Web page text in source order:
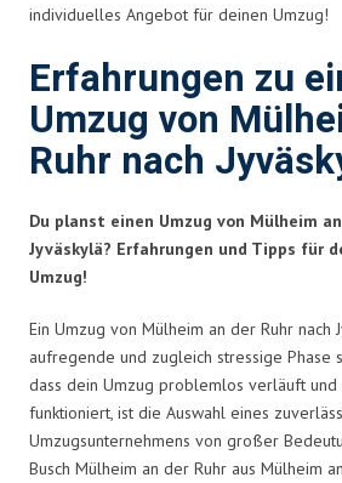
individuelles Angebot für deinen Umzug!
Erfahrungen zu
Umzug von
Ruhr nach
Du planst einen Umzug von Mülheim
Jyväskylä? Erfahrungen und Tipps für
Umzug!
Ein Umzug von Mülheim an der Ruhr nach
aufregende und zugleich stressige Phase
dass dein Umzug problemlos verläuft
funktioniert, ist die Auswahl eines
Umzugsunternehmens von großer
Busch Mülheim an der Ruhr aus Mülheim